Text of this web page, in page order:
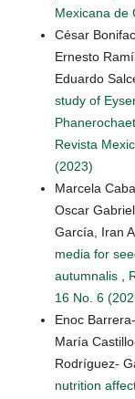
Mexicana de
César
Ernesto
Eduardo
study of
Revista
(2023)
Marcela
Oscar
García, Iran
media for
autumnalis ,
16 No. 6
Enoc
María
Rodríguez-
nutrition